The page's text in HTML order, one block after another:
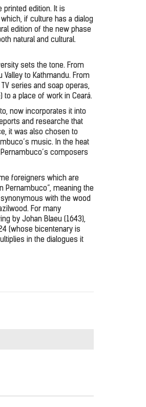
printed edition. It is
if culture has a dialog
edition of the new phase
natural and cultural.
sets the tone. From
to Kathmandu. From
series and soap operas,
to a place of work in Ceará.
now incorporates it into
and researche that
it was also chosen to
music. In the heat
composers
foreigners which are
Pernambuco”, meaning the
with the wood
For many
by Johan Blaeu (1643),
(whose bicentenary is
in the dialogues it